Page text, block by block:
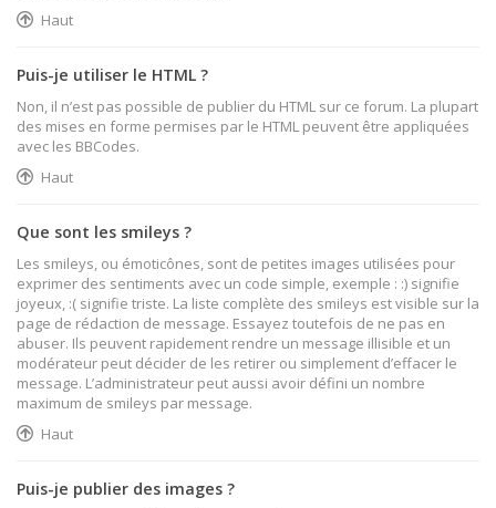
Haut
Puis-je utiliser le HTML ?
Non, il n’est pas possible de publier du HTML sur ce forum. La plupart
des mises en forme permises par le HTML peuvent être appliquées
avec les BBCodes.
Haut
Que sont les smileys ?
Les smileys, ou émoticônes, sont de petites images utilisées pour
exprimer des sentiments avec un code simple, exemple : :) signifie
joyeux, :( signifie triste. La liste complète des smileys est visible sur la
page de rédaction de message. Essayez toutefois de ne pas en
abuser. Ils peuvent rapidement rendre un message illisible et un
modérateur peut décider de les retirer ou simplement d’effacer le
message. L’administrateur peut aussi avoir défini un nombre
maximum de smileys par message.
Haut
Puis-je publier des images ?